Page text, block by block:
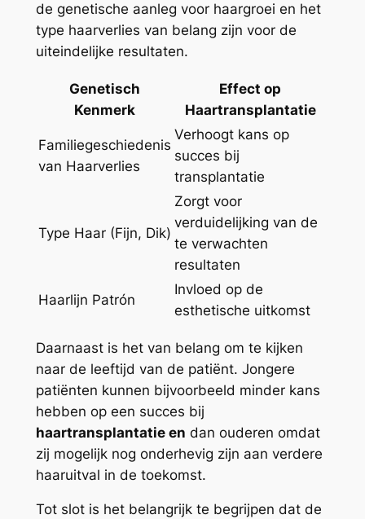
de genetische aanleg voor haargroei en het
type haarverlies van belang zijn voor de
uiteindelijke resultaten.
Genetisch
Kenmerk
Effect op
Haartransplantatie
Familiegeschiedenis
van Haarverlies
Verhoogt kans op
succes bij
transplantatie
Type Haar (Fijn, Dik)
Zorgt voor
verduidelijking van de
te verwachten
resultaten
Haarlijn Patrón
Invloed op de
esthetische uitkomst
Daarnaast is het van belang om te kijken
naar de leeftijd van de patiënt. Jongere
patiënten kunnen bijvoorbeeld minder kans
hebben op een succes bij
haartransplantatie en dan ouderen omdat
zij mogelijk nog onderhevig zijn aan verdere
haaruitval in de toekomst.
Tot slot is het belangrijk te begrijpen dat de